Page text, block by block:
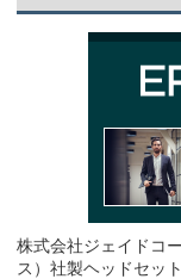
株式会社ジェイドコ
ス）社製ヘッドセッ